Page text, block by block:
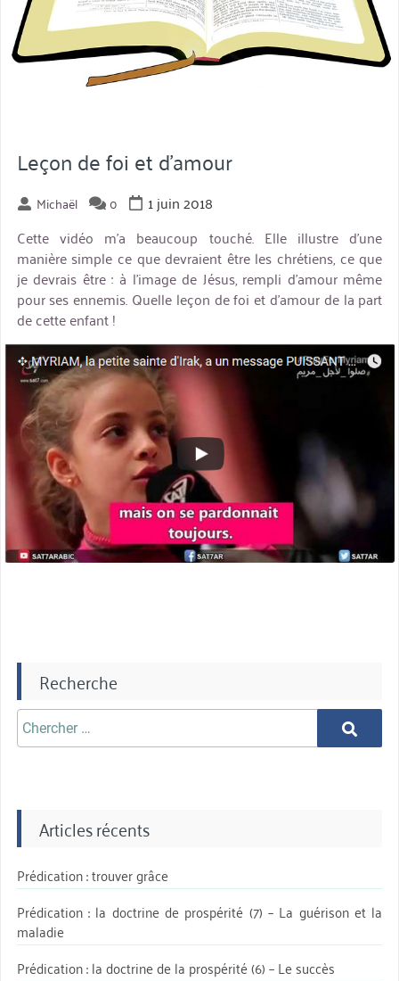
Leçon de foi et d’amour
Michaël 0
1 juin 2018
Cette vidéo m’a beaucoup touché. Elle illustre d’une
manière simple ce que devraient être les chrétiens, ce que
je devrais être : à l’image de Jésus, rempli d’amour même
pour ses ennemis. Quelle leçon de foi et d’amour de la part
de cette enfant !
miniature
Recherche
Chercher
aprè:
Chercher
Articles récents
Prédication : trouver grâce
Prédication : la doctrine de prospérité (7) – La guérison et la
maladie
Prédication : la doctrine de la prospérité (6) – Le succès